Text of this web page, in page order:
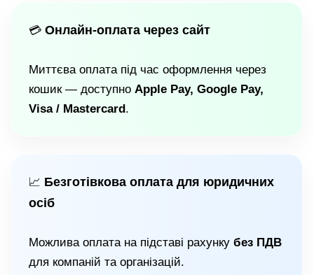
💳 Онлайн-оплата через сайт
Миттєва оплата під час оформлення через
кошик — доступно Apple Pay, Google Pay,
Visa / Mastercard.
📈 Безготівкова оплата для юридичних
осіб
Можлива оплата на підставі рахунку без ПДВ
для компаній та організацій.